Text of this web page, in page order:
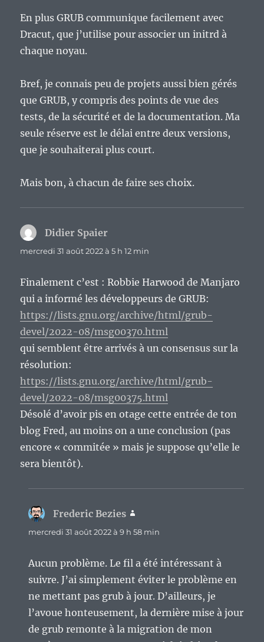
En plus GRUB communique facilement avec
Dracut, que j’utilise pour associer un initrd à
chaque noyau.
Bref, je connais peu de projets aussi bien gérés
que GRUB, y compris des points de vue des
tests, de la sécurité et de la documentation. Ma
seule réserve est le délai entre deux versions,
que je souhaiterai plus court.
Mais bon, à chacun de faire ses choix.
Didier Spaier
mercredi 31 août 2022 à 5 h 12 min
Finalement c’est : Robbie Harwood de Manjaro
qui a informé les développeurs de GRUB:
https://lists.gnu.org/archive/html/grub-
devel/2022-08/msg00370.html
qui semblent être arrivés à un consensus sur la
résolution:
https://lists.gnu.org/archive/html/grub-
devel/2022-08/msg00375.html
Désolé d’avoir pis en otage cette entrée de ton
blog Fred, au moins on a une conclusion (pas
encore « commitée » mais je suppose qu’elle le
sera bientôt).
Frederic Bezies
mercredi 31 août 2022 à 9 h 58 min
Aucun problème. Le fil a été intéressant à
suivre. J’ai simplement éviter le problème en
ne mettant pas grub à jour. D’ailleurs, je
l’avoue honteusement, la dernière mise à jour
de grub remonte à la migration de mon